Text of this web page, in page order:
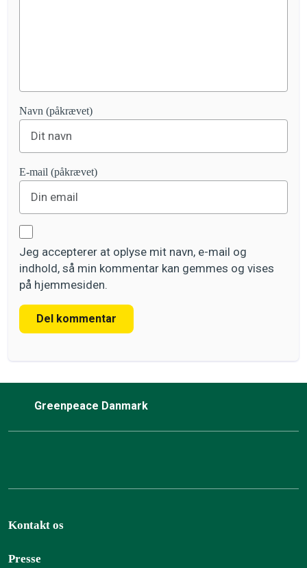
Navn (påkrævet)
E-mail (påkrævet)
Jeg accepterer at oplyse mit navn, e-mail og
indhold, så min kommentar kan gemmes og vises
på hjemmesiden.
Del kommentar
Greenpeace Danmark
Kontakt os
Presse